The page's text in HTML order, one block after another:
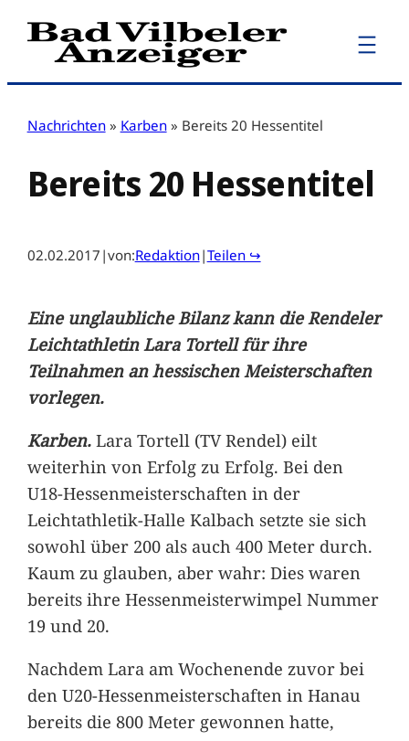
Zum
Inhalt
Nachrichten » Karben » Bereits 20 Hessentitel
Bereits 20 Hessentitel
02.02.2017 |von:Redaktion|Teilen ↪
Eine unglaubliche Bilanz kann die Rendeler
Leichtathletin Lara Tortell für ihre
Teilnahmen an hessischen Meisterschaften
vorlegen.
Karben. Lara Tortell (TV Rendel) eilt
weiterhin von Erfolg zu Erfolg. Bei den
U18-Hessenmeisterschaften in der
Leichtathletik-Halle Kalbach setzte sie sich
sowohl über 200 als auch 400 Meter durch.
Kaum zu glauben, aber wahr: Dies waren
bereits ihre Hessenmeisterwimpel Nummer
19 und 20.
Nachdem Lara am Wochenende zuvor bei
den U20-Hessenmeisterschaften in Hanau
bereits die 800 Meter gewonnen hatte,